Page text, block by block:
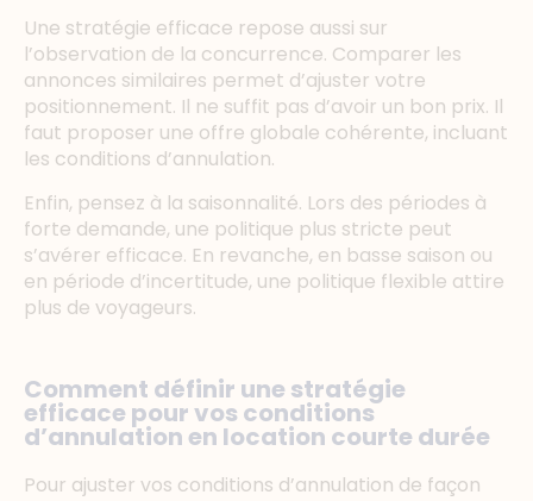
Une stratégie efficace repose aussi sur
l’observation de la concurrence. Comparer les
annonces similaires permet d’ajuster votre
positionnement. Il ne suffit pas d’avoir un bon prix. Il
faut proposer une offre globale cohérente, incluant
les conditions d’annulation.
Enfin, pensez à la saisonnalité. Lors des périodes à
forte demande, une politique plus stricte peut
s’avérer efficace. En revanche, en basse saison ou
en période d’incertitude, une politique flexible attire
plus de voyageurs.
Comment définir une stratégie
efficace pour vos conditions
d’annulation en location courte durée
Pour ajuster vos conditions d’annulation de façon